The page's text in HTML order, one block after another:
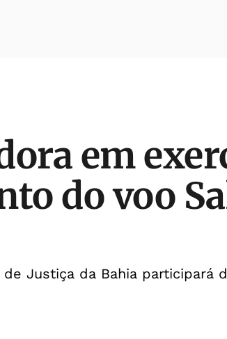
em
do voo
Justiça da Bahia participará